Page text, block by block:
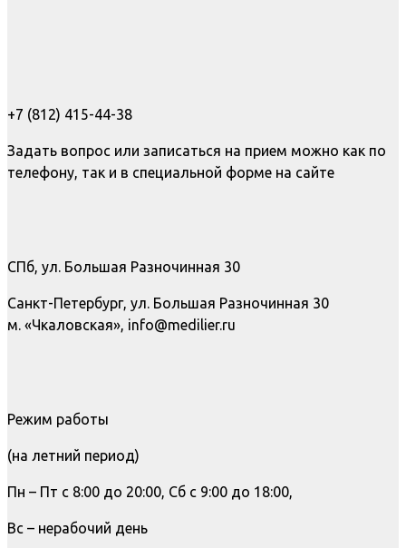
+7 (812) 415-44-38
Задать вопрос или записаться на прием можно как по
телефону, так и в специальной форме на сайте
СПб, ул. Большая Разночинная 30
Санкт-Петербург, ул. Большая Разночинная 30
м. «Чкаловская», info@medilier.ru
Режим работы
(на летний период)
Пн – Пт с 8:00 до 20:00, Сб с 9:00 до 18:00,
Вс – нерабочий день